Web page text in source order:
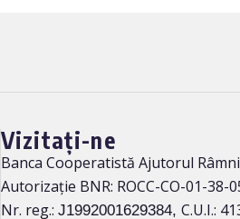
Vizitați-ne
Banca Cooperatistă Ajutorul
Autorizație BNR: ROCC-CO-01-38-
Nr. reg.: J1992001629384, C.U.I.: